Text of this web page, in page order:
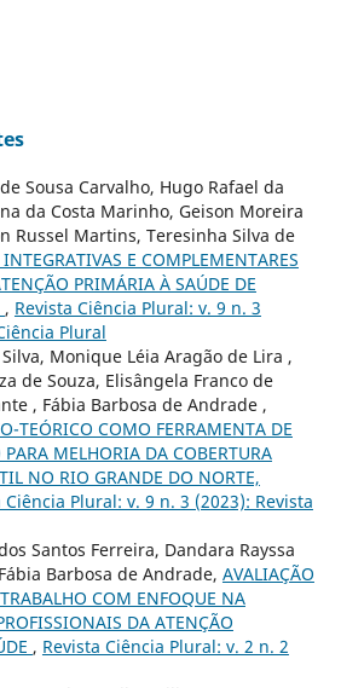
Sousa Carvalho, Hugo Rafael da
da Costa Marinho, Geison Moreira
Russel Martins, Teresinha Silva de
E COMPLEMENTARES
PRIMÁRIA À SAÚDE DE
, Revista Ciência Plural: v. 9 n. 3
Plural
Monique Léia Aragão de Lira ,
de Souza, Elisângela Franco de
, Fábia Barbosa de Andrade ,
TEÓRICO COMO FERRAMENTA DE
PARA MELHORIA DA COBERTURA
NO RIO GRANDE DO NORTE,
Ciência Plural: v. 9 n. 3 (2023): Revista
Santos Ferreira, Dandara Rayssa
Barbosa de Andrade, AVALIAÇÃO
COM ENFOQUE NA
DA ATENÇÃO
, Revista Ciência Plural: v. 2 n. 2